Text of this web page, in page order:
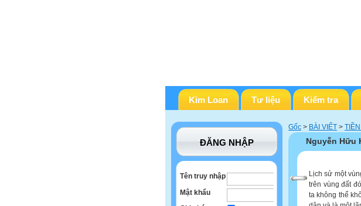
Kim Loan Tư liệu Kiểm tra
ĐĂNG NHẬP
Tên truy nhập
Mật khẩu
Gốc > BÀI VIẾT >
Nguyễn Hữu
Lịch sử một
trên vùng đất
ta không thể